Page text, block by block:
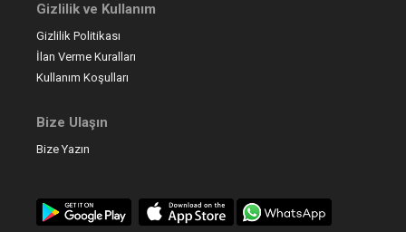
Gizlilik ve Kullanım
Gizlilik Politikası
İlan Verme Kuralları
Kullanım Koşulları
Bize Ulaşın
Bize Yazın